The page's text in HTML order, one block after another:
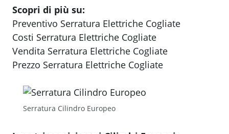
Scopri di più su:
Preventivo Serratura Elettriche Cogliate
Costi Serratura Elettriche Cogliate
Vendita Serratura Elettriche Cogliate
Prezzo Serratura Elettriche Cogliate
Serratura Cilindro Europeo